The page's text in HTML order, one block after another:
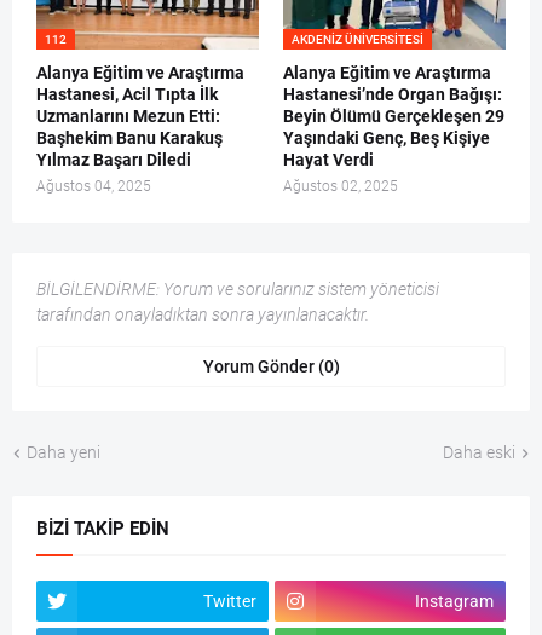
112
Alanya Eğitim ve Araştırma
Hastanesi, Acil Tıpta İlk
Uzmanlarını Mezun Etti:
Başhekim Banu Karakuş
Yılmaz Başarı Diledi
Ağustos 04, 2025
AKDENIZ ÜNIVERSITESI
Alanya Eğitim ve Araştırma
Hastanesi’nde Organ Bağışı:
Beyin Ölümü Gerçekleşen 29
Yaşındaki Genç, Beş Kişiye
Hayat Verdi
Ağustos 02, 2025
BİLGİLENDİRME: Yorum ve sorularınız sistem yöneticisi
tarafından onayladıktan sonra yayınlanacaktır.
Yorum Gönder (0)
Daha yeni Daha eski
BIZI TAKIP EDIN
Twitter Instagram